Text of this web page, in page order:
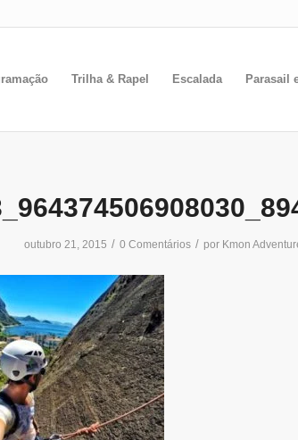
Trilha & Rapel Escalada Parasail
outubro 21, 2015 / 0 Comentários / por Kmon